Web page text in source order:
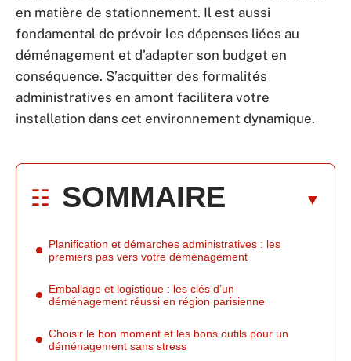
en matière de stationnement. Il est aussi
fondamental de prévoir les dépenses liées au
déménagement et d’adapter son budget en
conséquence. S’acquitter des formalités
administratives en amont facilitera votre
installation dans cet environnement dynamique.
SOMMAIRE
Planification et démarches administratives : les
premiers pas vers votre déménagement
Emballage et logistique : les clés d’un
déménagement réussi en région parisienne
Choisir le bon moment et les bons outils pour un
déménagement sans stress